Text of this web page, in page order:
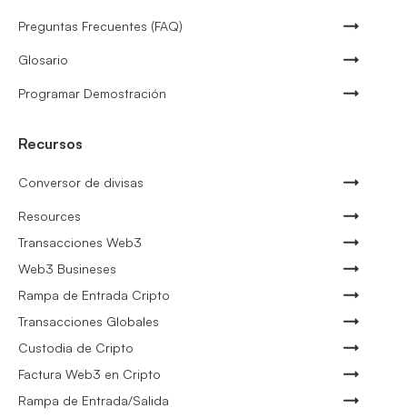
Preguntas Frecuentes (FAQ)
Glosario
Programar Demostración
Recursos
Conversor de divisas
Resources
Transacciones Web3
Web3 Busineses
Rampa de Entrada Cripto
Transacciones Globales
Custodia de Cripto
Factura Web3 en Cripto
Rampa de Entrada/Salida